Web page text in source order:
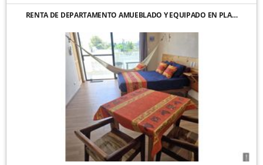
RENTA DE DEPARTAMENTO AMUEBLADO Y EQUIPADO EN PLA…